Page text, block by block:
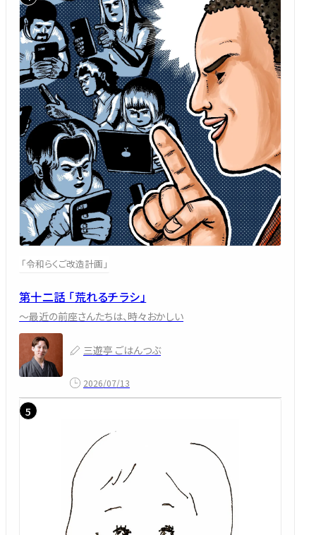
「令和らくご改造計画」
第十二話 「荒れるチラシ」
～最近の前座さんたちは、時々おかしい
三遊亭 ごはんつぶ
2026/07/13